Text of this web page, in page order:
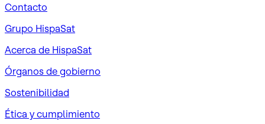
Contacto
Grupo HispaSat
Acerca de HispaSat
Órganos de gobierno
Sostenibilidad
Ética y cumplimiento